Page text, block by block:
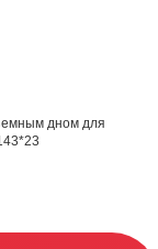
дном для